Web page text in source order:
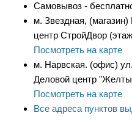
Самовывоз -
м. Звездная,
центр СтройДвор
Посмотреть на карте
м. Нарвская. (офис)
Деловой центр
Посмотреть на карте
Все адреса пунктов